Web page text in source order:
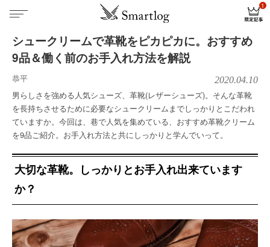
シュークリームで革靴をピカピカに。おすすめ
9品＆働く前のお手入れ方法を解説
恭平 2020.04.10
男らしさを強める人気シューズ、革靴(レザーシューズ)。そんな革靴
を長持ちさせるために必要なシュークリームまでしっかりとこだわれ
ていますか。今回は、巷で人気を集めている、おすすめ革靴クリーム
を9品ご紹介。お手入れ方法と共にしっかりと学んでいって。
大切な革靴。しっかりとお手入れ出来ています
か？